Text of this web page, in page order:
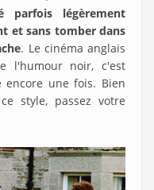
parfois légèrement
et sans tomber dans
. Le cinéma anglais
l'humour noir, c'est
une fois. Bien
style, passez votre